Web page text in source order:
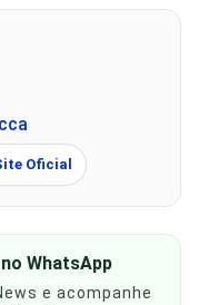
Oficial
WhatsApp
e acompanhe